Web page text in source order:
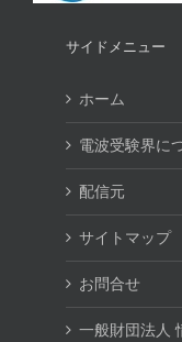
サイドメニュー
ホーム
電波受験界に
配信元
サイトマップ
お問合せ
一般財団法人